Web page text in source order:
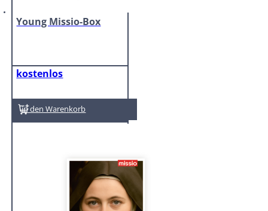
Young Missio-Box
kostenlos
In den Warenkorb